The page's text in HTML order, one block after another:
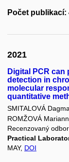
Počet publikací:
2021
Digital PCR
detection in
molecular
quantitative
SMITALOVÁ
ROMŽOVÁ
Recenzovaný
Practical
MAY, DOI